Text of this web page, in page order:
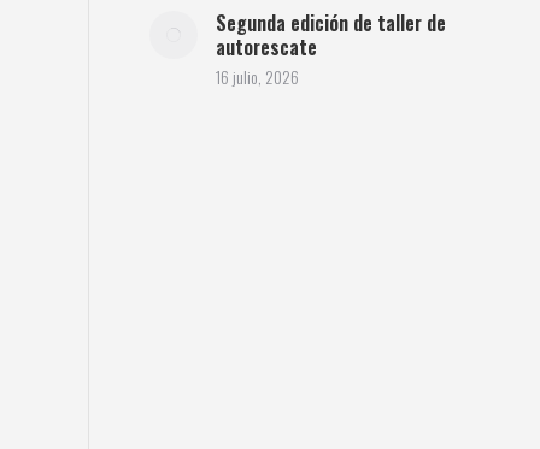
Segunda edición de taller de
autorescate
16 julio, 2026